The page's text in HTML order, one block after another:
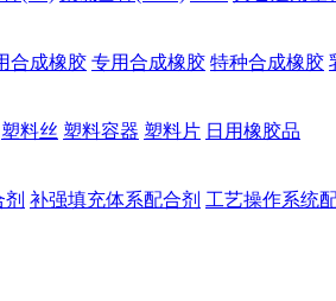
合成橡胶 专用合成橡胶 特种合成橡胶
塑料丝 塑料容器 塑料片 日用橡胶品
补强填充体系配合剂 工艺操作系统